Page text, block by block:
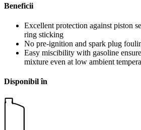
Beneficii
Excellent protection against piston
ring sticking
No pre-ignition and spark plug
Easy miscibility with gasoline
mixture even at low ambient
Disponibil în